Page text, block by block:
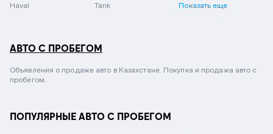
Haval Tank Показать еще
АВТО С ПРОБЕГОМ
Объявления о продаже авто в Казахстане. Покупка и продажа авто с
пробегом.
ПОПУЛЯРНЫЕ АВТО С ПРОБЕГОМ